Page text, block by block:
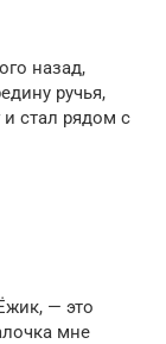
назад,
ручья,
и стал рядом с
— это
мне